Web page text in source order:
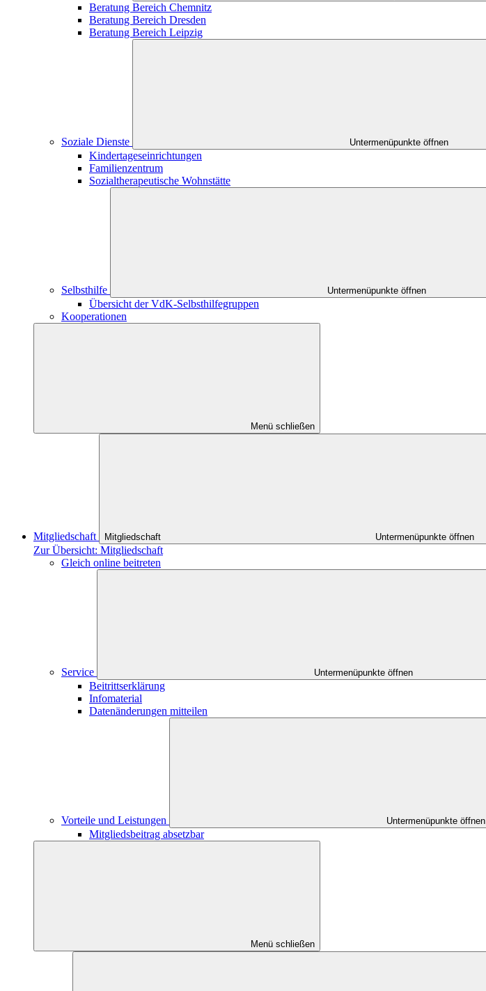
Beratung Bereich Chemnitz
Beratung Bereich Dresden
Beratung Bereich Leipzig
Soziale Dienste Untermenüpunkte öffnen
Kindertageseinrichtungen
Familienzentrum
Sozialtherapeutische Wohnstätte
Selbsthilfe Untermenüpunkte öffnen
Übersicht der VdK-Selbsthilfegruppen
Kooperationen
Menü schließen
Mitgliedschaft Mitgliedschaft Untermenüpunkte öffnen
Zur Übersicht: Mitgliedschaft
Gleich online beitreten
Service Untermenüpunkte öffnen
Beitrittserklärung
Infomaterial
Datenänderungen mitteilen
Vorteile und Leistungen Untermenüpunkte öffnen
Mitgliedsbeitrag absetzbar
Menü schließen